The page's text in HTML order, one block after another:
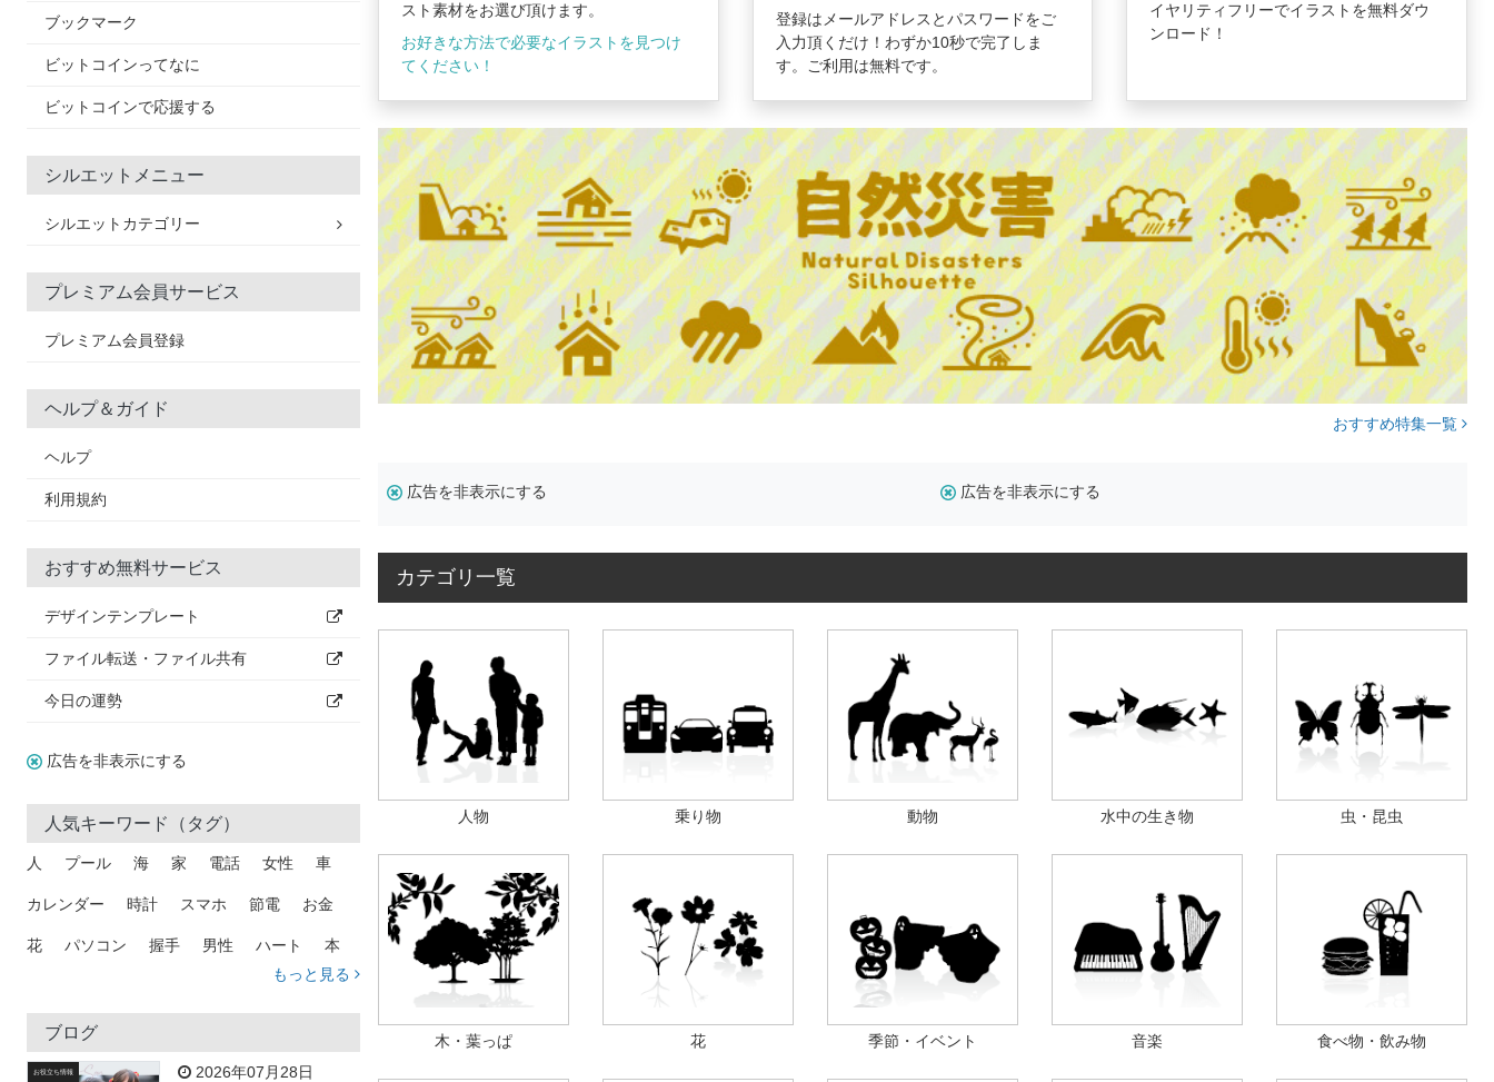
ブックマーク
ビットコインってなに
ビットコインで応援する
シルエットメニュー
シルエットカテゴリー
プレミアム会員サービス
プレミアム会員登録
ヘルプ＆ガイド
ヘルプ
利用規約
おすすめ無料サービス
デザインテンプレート
ファイル転送・ファイル共有
今日の運勢
広告を非表示にする
人気キーワード（タグ）
人 プール 海 家 電話 女性 車
カレンダー 時計 スマホ 節電 お金
花 パソコン 握手 男性 ハート 本
トラック 木
吹き出し
飛行機 グラフ ビル 魚 家族 書類
もっと見る
ブログ
お役立ち情報 2026年07月28日
スト素材をお選び頂けます。
お好きな方法で必要なイラストを見つけ
てください！
登録はメールアドレスとパスワードをご
入力頂くだけ！わずか10秒で完了しま
す。ご利用は無料です。
イヤリティフリーでイラストを無料ダウ
ンロード！
おすすめ特集一覧
広告を非表示にする 広告を非表示にする
カテゴリ一覧
人物 乗り物 動物 水中の生き物 虫・昆虫
木・葉っぱ 花 季節・イベント 音楽 食べ物・飲み物